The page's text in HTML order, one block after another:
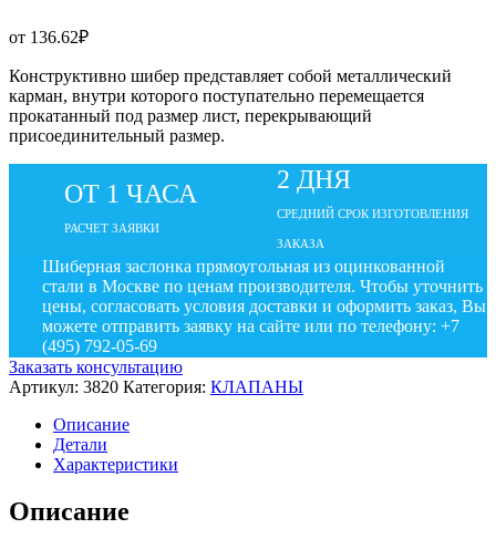
от 136.62₽
Конструктивно шибер представляет собой металлический
карман, внутри которого поступательно перемещается
прокатанный под размер лист, перекрывающий
присоединительный размер.
ОТ 1 ЧАСА
РАСЧЕТ ЗАЯВКИ
2 ДНЯ
СРЕДНИЙ СРОК ИЗГОТОВЛЕНИЯ
ЗАКАЗА
Шиберная заслонка прямоугольная из оцинкованной
стали в Москве по ценам производителя. Чтобы уточнить
цены, согласовать условия доставки и оформить заказ, Вы
можете отправить заявку на сайте или по телефону: +7
(495) 792-05-69
Заказать консультацию
Артикул: 3820 Категория: КЛАПАНЫ
Описание
Детали
Характеристики
Описание